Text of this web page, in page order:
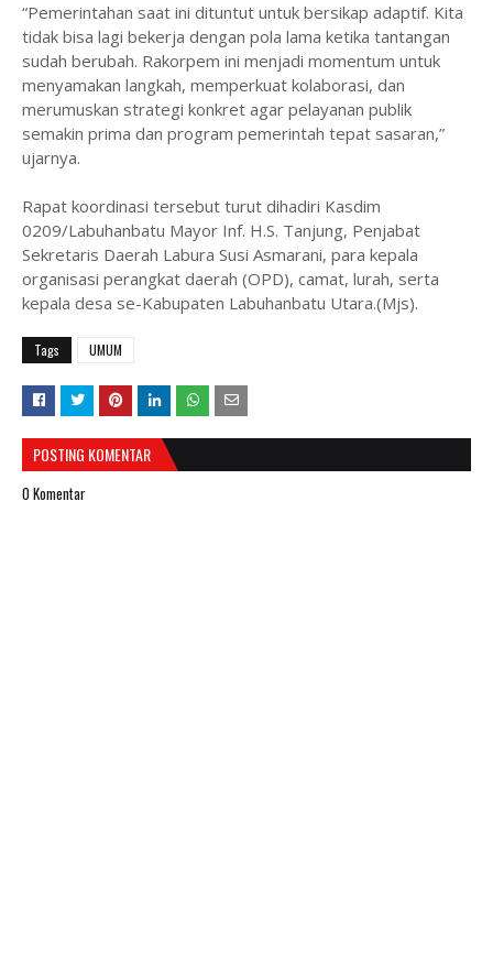
“Pemerintahan saat ini dituntut untuk bersikap adaptif. Kita
tidak bisa lagi bekerja dengan pola lama ketika tantangan
sudah berubah. Rakorpem ini menjadi momentum untuk
menyamakan langkah, memperkuat kolaborasi, dan
merumuskan strategi konkret agar pelayanan publik
semakin prima dan program pemerintah tepat sasaran,”
ujarnya.
Rapat koordinasi tersebut turut dihadiri Kasdim
0209/Labuhanbatu Mayor Inf. H.S. Tanjung, Penjabat
Sekretaris Daerah Labura Susi Asmarani, para kepala
organisasi perangkat daerah (OPD), camat, lurah, serta
kepala desa se-Kabupaten Labuhanbatu Utara.(Mjs).
Tags UMUM
POSTING KOMENTAR
0 Komentar